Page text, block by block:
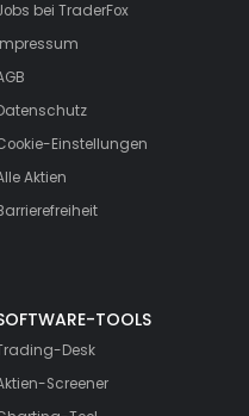
bei TraderFox
Einstellungen
Aktien
TOOLS
Desk
Screener